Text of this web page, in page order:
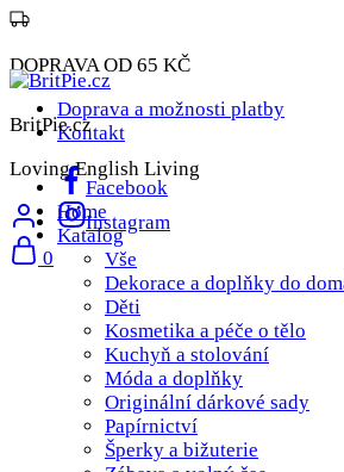
DOPRAVA OD 65 KČ
Doprava a možnosti platby
Kontakt
Facebook
Instagram
BritPie.cz
Loving English Living
0
Home
Katalog
Vše
Dekorace a doplňky do
Děti
Kosmetika a péče o tělo
Kuchyň a stolování
Móda a doplňky
Originální dárkové sady
Papírnictví
Šperky a bižuterie